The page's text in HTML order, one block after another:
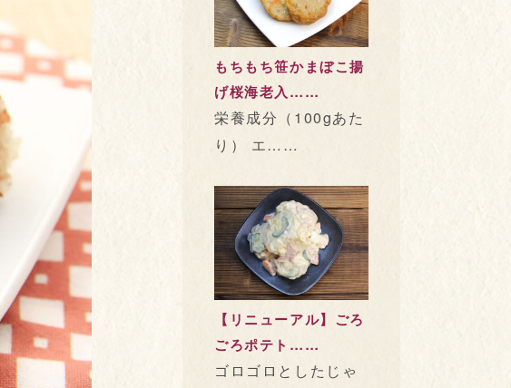
もちもち笹かまぼこ揚
げ桜海老入……
栄養成分（100gあた
り） エ……
【リニューアル】ごろ
ごろポテト……
ゴロゴロとしたじゃ